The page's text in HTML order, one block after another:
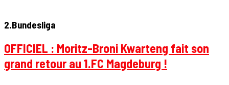
2.Bundesliga
OFFICIEL : Moritz-Broni Kwarteng fait son
grand retour au 1.FC Magdeburg !